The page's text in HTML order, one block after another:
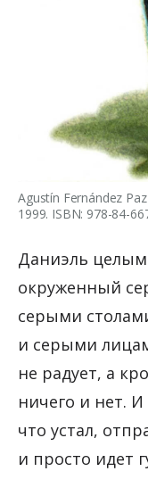
Agustín Fernández
1999. ISBN: 978-84-
Даниэль
окруженный
серыми
и серыми
не радует, а
ничего и нет.
что устал,
и просто идет